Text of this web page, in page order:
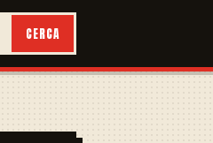
CERCA